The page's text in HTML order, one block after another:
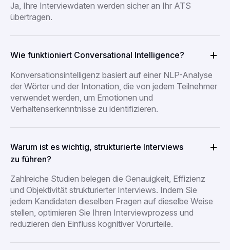
Ja, Ihre Interviewdaten werden sicher an Ihr ATS
übertragen.
Wie funktioniert Conversational Intelligence?
Konversationsintelligenz basiert auf einer NLP-Analyse
der Wörter und der Intonation, die von jedem Teilnehmer
verwendet werden, um Emotionen und
Verhaltenserkenntnisse zu identifizieren.
Warum ist es wichtig, strukturierte Interviews
zu führen?
Zahlreiche Studien belegen die Genauigkeit, Effizienz
und Objektivität strukturierter Interviews. Indem Sie
jedem Kandidaten dieselben Fragen auf dieselbe Weise
stellen, optimieren Sie Ihren Interviewprozess und
reduzieren den Einfluss kognitiver Vorurteile.